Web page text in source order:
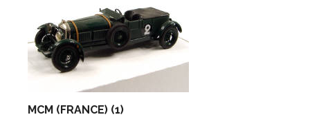
MCM (FRANCE) (1)